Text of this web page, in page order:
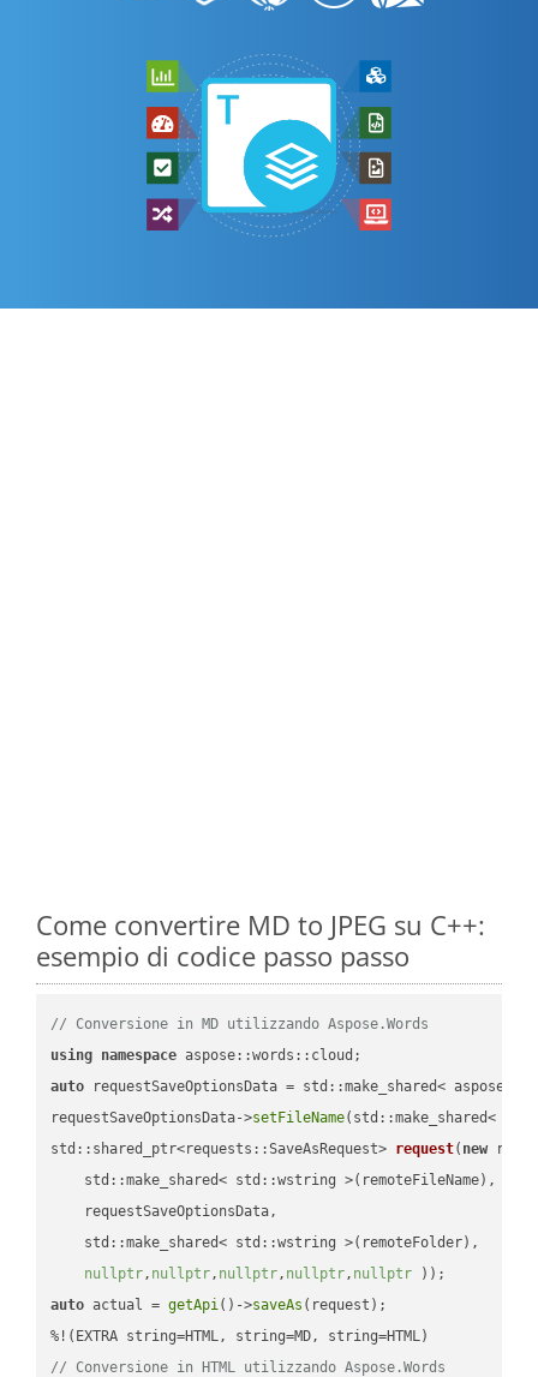
Come convertire MD to JPEG su C++:
esempio di codice passo passo
// Conversione in MD utilizzando Aspose.Words
using namespace
auto requestSaveOptionsData = std::make_shared<
requestSaveOptionsData->setFileName(std::make_shared<
std::shared_ptr<requests::SaveAsRequest> request( new
    std::make_shared< std::wstring >(remoteFileName),
    requestSaveOptionsData,
    std::make_shared< std::wstring >(remoteFolder),
nullptr, nullptr, nullptr, nullptr, nullptr ))
auto actual = getApi()->saveAs (request);
// Conversione in HTML utilizzando Aspose.Words